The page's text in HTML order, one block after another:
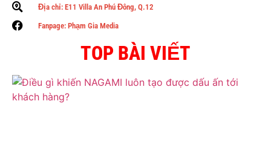
Địa chỉ: E11 Villa An Phú Đông, Q.12
Fanpage: Phạm Gia Media
TOP BÀI VIẾT